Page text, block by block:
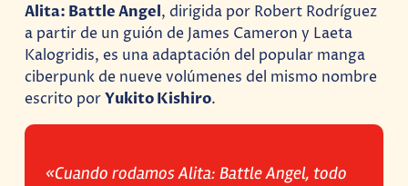
Alita: Battle Angel, dirigida por Robert Rodríguez
a partir de un guión de James Cameron y Laeta
Kalogridis, es una adaptación del popular manga
ciberpunk de nueve volúmenes del mismo nombre
escrito porYukito Kishiro.
«Cuando rodamos Alita: Battle Angel, todo